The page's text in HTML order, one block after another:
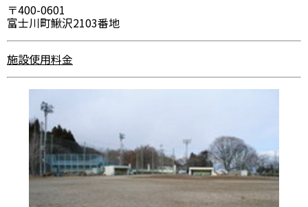
〒400-0601
富士川町鰍沢2103番地
施設使用料金